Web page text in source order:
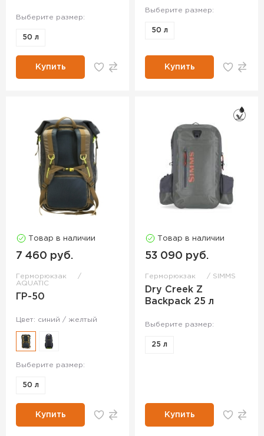
Выберите размер:
50 л
Купить
Выберите размер:
50 л
Купить
Товар в наличии
7 460 руб.
Герморюкзак
AQUATIC
ГР-50
Цвет: синий / желтый
Выберите размер:
50 л
Купить
Товар в наличии
53 090 руб.
Герморюкзак SIMMS
Dry Creek Z
Backpack 25 л
Выберите размер:
25 л
Купить